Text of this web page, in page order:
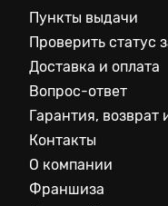
Пункты выдачи
Проверить статус
Доставка и оплата
Вопрос-ответ
Гарантия, возврат
Контакты
О компании
Франшиза